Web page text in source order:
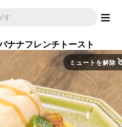
ナナフレンチトースト
ミュートを解除